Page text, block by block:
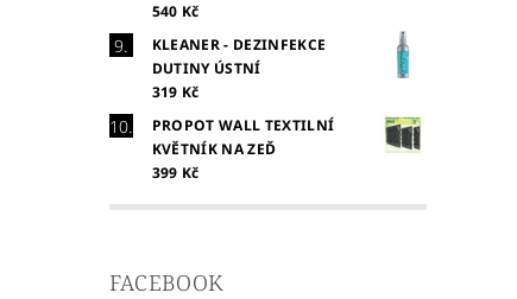
540 Kč
KLEANER - DEZINFEKCE
DUTINY ÚSTNÍ
319 Kč
PROPOT WALL TEXTILNÍ
KVĚTNÍK NA ZEĎ
399 Kč
FACEBOOK